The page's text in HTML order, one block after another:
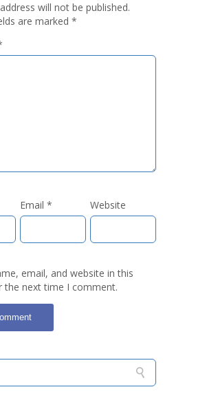
will not be published.
are marked *
Email * Website
email, and website in this
the next time I comment.